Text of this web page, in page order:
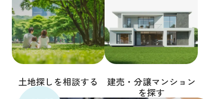
土地探しを相談する
建売・分譲マンション
を探す